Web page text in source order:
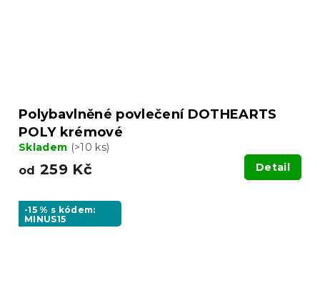
Polybavlněné povlečení DOTHEARTS
POLY krémové
Skladem (>10 ks)
od 259 Kč Detail
-15 % s kódem:
MINUS15